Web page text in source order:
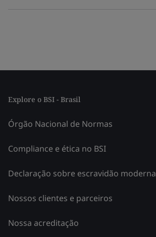
Explore o BSI - Brasil
Órgão Nacional de Normas
Compliance e ética no BSI
Declaração sobre escravidão moderna
Nossos clientes e parceiros
Nossa acreditação